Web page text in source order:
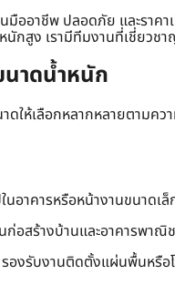
มืออาชีพ ปลอดภัย และราคา
สูง เรามีทีมงานที่เชี่ยวช
นาดน้ำหนัก
ดให้เลือกหลากหลายตามค
นอาคารหรือหน้างานขนาดเล็
อสร้างบ้านและอาคารพาณิ
องรับงานติดตั้งแผ่นพื้นหรือ